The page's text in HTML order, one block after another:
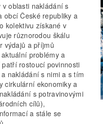
v oblasti nakládání s
obcí České republiky a
kolektivu získané v
různorodou škálu
výdajů a příjmů
problémy a
rostoucí povinnosti
nakládání s nimi a s tím
cirkulární ekonomiky a
s potravinovými
cílů),
a stále se